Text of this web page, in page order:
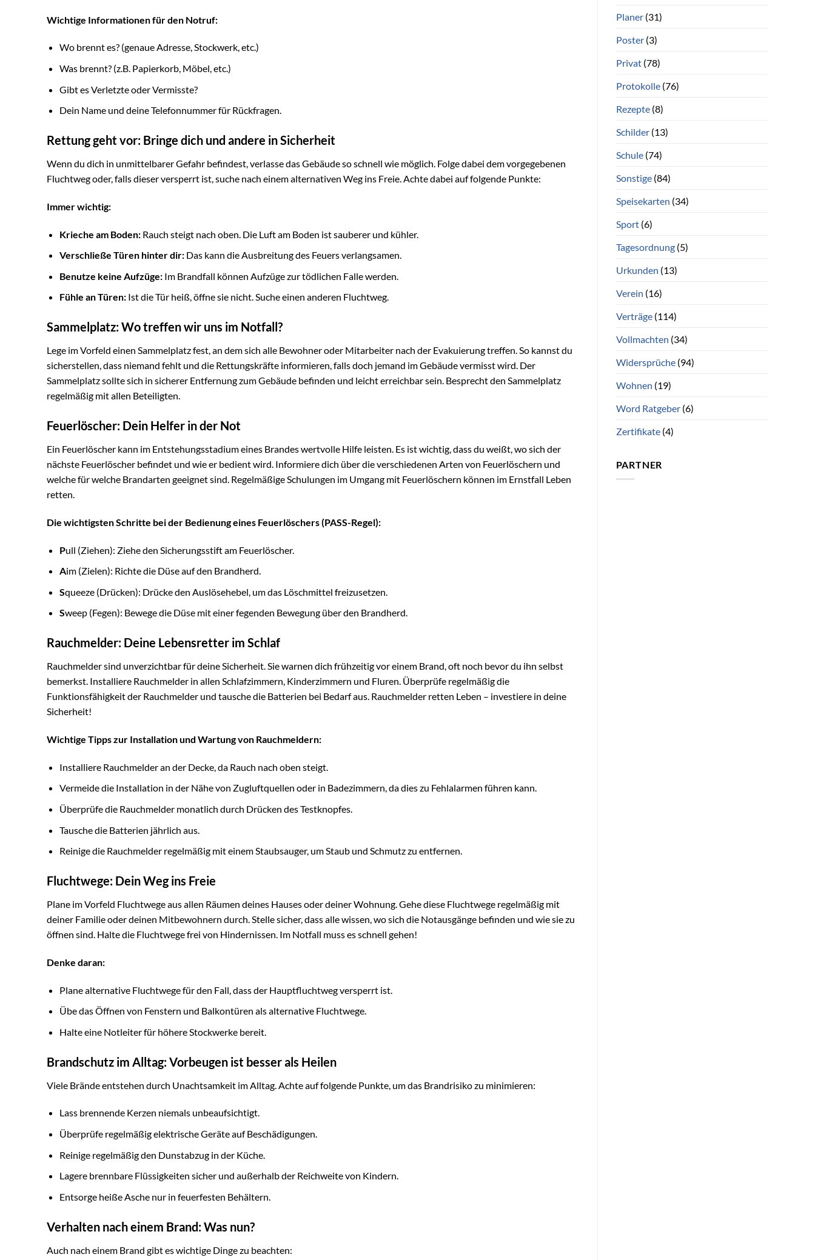
Wichtige Informationen für den Notruf:
Wo brennt es? (genaue Adresse, Stockwerk, etc.)
Was brennt? (z.B. Papierkorb, Möbel, etc.)
Gibt es Verletzte oder Vermisste?
Dein Name und deine Telefonnummer für Rückfragen.
Rettung geht vor: Bringe dich und andere in Sicherheit
Wenn du dich in unmittelbarer Gefahr befindest, verlasse das Gebäude so schnell wie möglich. Folge dabei dem vorgegebenen
Fluchtweg oder, falls dieser versperrt ist, suche nach einem alternativen Weg ins Freie. Achte dabei auf folgende Punkte:
Immer wichtig:
Krieche am Boden:Rauch steigt nach oben. Die Luft am Boden ist sauberer und kühler.
Verschließe Türen hinter dir:Das kann die Ausbreitung des Feuers verlangsamen.
Benutze keine Aufzüge:Im Brandfall können Aufzüge zur tödlichen Falle werden.
Fühle an Türen:Ist die Tür heiß, öffne sie nicht. Suche einen anderen Fluchtweg.
Sammelplatz: Wo treffen wir uns im Notfall?
Lege im Vorfeld einen Sammelplatz fest, an dem sich alle Bewohner oder Mitarbeiter nach der Evakuierung treffen. So kannst du
sicherstellen, dass niemand fehlt und die Rettungskräfte informieren, falls doch jemand im Gebäude vermisst wird. Der
Sammelplatz sollte sich in sicherer Entfernung zum Gebäude befinden und leicht erreichbar sein. Besprecht den Sammelplatz
regelmäßig mit allen Beteiligten.
Feuerlöscher: Dein Helfer in der Not
Ein Feuerlöscher kann im Entstehungsstadium eines Brandes wertvolle Hilfe leisten. Es ist wichtig, dass du weißt, wo sich der
nächste Feuerlöscher befindet und wie er bedient wird. Informiere dich über die verschiedenen Arten von Feuerlöschern und
welche für welche Brandarten geeignet sind. Regelmäßige Schulungen im Umgang mit Feuerlöschern können im Ernstfall Leben
retten.
Die wichtigsten Schritte bei der Bedienung eines Feuerlöschers (PASS-Regel):
Pull (Ziehen): Ziehe den Sicherungsstift am Feuerlöscher.
Aim (Zielen): Richte die Düse auf den Brandherd.
Squeeze (Drücken): Drücke den Auslösehebel, um das Löschmittel freizusetzen.
Sweep (Fegen): Bewege die Düse mit einer fegenden Bewegung über den Brandherd.
Rauchmelder: Deine Lebensretter im Schlaf
Rauchmelder sind unverzichtbar für deine Sicherheit. Sie warnen dich frühzeitig vor einem Brand, oft noch bevor du ihn selbst
bemerkst. Installiere Rauchmelder in allen Schlafzimmern, Kinderzimmern und Fluren. Überprüfe regelmäßig die
Funktionsfähigkeit der Rauchmelder und tausche die Batterien bei Bedarf aus. Rauchmelder retten Leben – investiere in deine
Sicherheit!
Wichtige Tipps zur Installation und Wartung von Rauchmeldern:
Installiere Rauchmelder an der Decke, da Rauch nach oben steigt.
Vermeide die Installation in der Nähe von Zugluftquellen oder in Badezimmern, da dies zu Fehlalarmen führen kann.
Überprüfe die Rauchmelder monatlich durch Drücken des Testknopfes.
Tausche die Batterien jährlich aus.
Reinige die Rauchmelder regelmäßig mit einem Staubsauger, um Staub und Schmutz zu entfernen.
Fluchtwege: Dein Weg ins Freie
Plane im Vorfeld Fluchtwege aus allen Räumen deines Hauses oder deiner Wohnung. Gehe diese Fluchtwege regelmäßig mit
deiner Familie oder deinen Mitbewohnern durch. Stelle sicher, dass alle wissen, wo sich die Notausgänge befinden und wie sie zu
öffnen sind. Halte die Fluchtwege frei von Hindernissen. Im Notfall muss es schnell gehen!
Denke daran:
Plane alternative Fluchtwege für den Fall, dass der Hauptfluchtweg versperrt ist.
Übe das Öffnen von Fenstern und Balkontüren als alternative Fluchtwege.
Halte eine Notleiter für höhere Stockwerke bereit.
Brandschutz im Alltag: Vorbeugen ist besser als Heilen
Viele Brände entstehen durch Unachtsamkeit im Alltag. Achte auf folgende Punkte, um das Brandrisiko zu minimieren:
Lass brennende Kerzen niemals unbeaufsichtigt.
Überprüfe regelmäßig elektrische Geräte auf Beschädigungen.
Reinige regelmäßig den Dunstabzug in der Küche.
Lagere brennbare Flüssigkeiten sicher und außerhalb der Reichweite von Kindern.
Entsorge heiße Asche nur in feuerfesten Behältern.
Verhalten nach einem Brand: Was nun?
Auch nach einem Brand gibt es wichtige Dinge zu beachten:
Planer(31)
Poster(3)
Privat(78)
Protokolle(76)
Rezepte(8)
Schilder(13)
Schule(74)
Sonstige(84)
Speisekarten (34)
Sport(6)
Tagesordnung(5)
Urkunden (13)
Verein (16)
Verträge(114)
Vollmachten (34)
Widersprüche(94)
Wohnen (19)
Word Ratgeber(6)
Zertifikate(4)
PARTNER